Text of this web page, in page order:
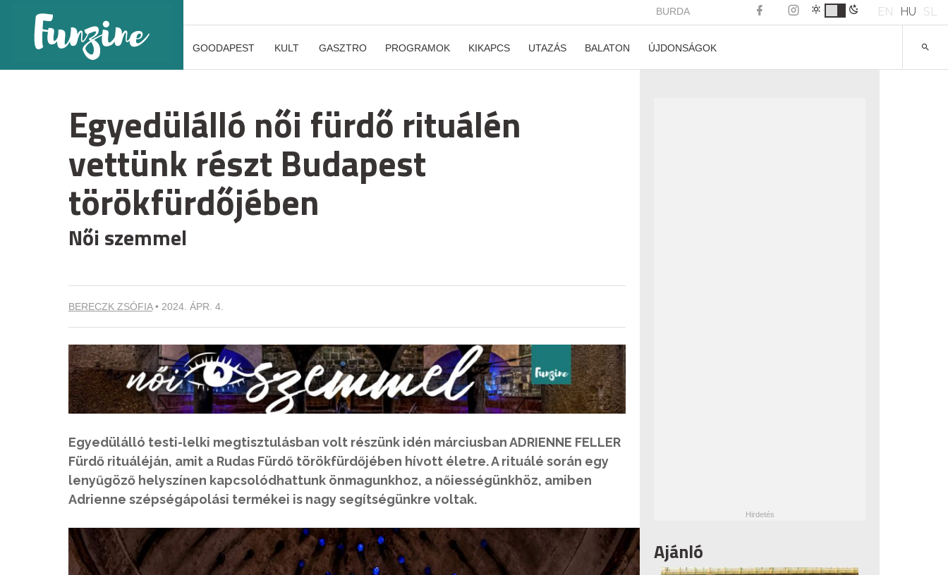
BURDA EN HU SL
GOODAPEST KULT GASZTRO PROGRAMOK KIKAPCS UTAZÁS BALATON ÚJDONSÁGOK
Egyedülálló női fürdő rituálén
vettünk részt Budapest
törökfürdőjében
Női szemmel
BERECZK ZSÓFIA• 2024. ÁPR. 4.
Egyedülálló testi-lelki megtisztulásban volt részünk idén márciusban ADRIENNE FELLER
Fürdő rituáléján, amit a Rudas Fürdő törökfürdőjében hívott életre. A rituálé során egy
lenyűgöző helyszínen kapcsolódhattunk önmagunkhoz, a nőiességünkhöz, amiben
Adrienne szépségápolási termékei is nagy segítségünkre voltak.
Ajánló